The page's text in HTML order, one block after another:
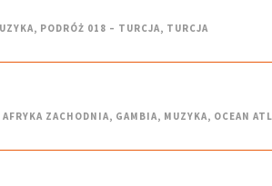
, PODRÓŻ 018 – TURCJA, TURCJA
AFRYKA ZACHODNIA, GAMBIA, MUZYKA, OCEAN